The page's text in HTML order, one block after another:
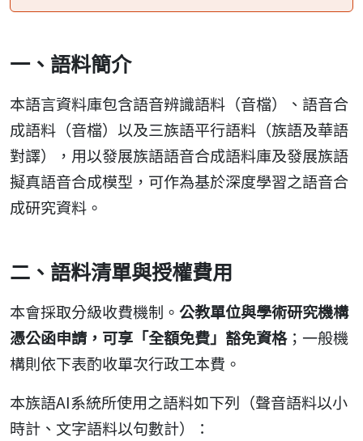
一、語料簡介
本語言資料庫包含語音辨識語料（音檔）、語音合
成語料（音檔）以及三族語平行語料（族語及華語
對譯），用以發展族語語音合成語料庫及發展族語
擬真語音合成模型，可作為基於深度學習之語音合
成研究資料。
二、語料清單與授權費用
本會採取分級收費機制。 公教單位與學術研究機構
憑公函申請，可享「全額免費」豁免資格；一般機
構則依下表酌收單次行政工本費。
本族語AI系統所使用之語料如下列（聲音語料以小
時計、文字語料以句數計）：